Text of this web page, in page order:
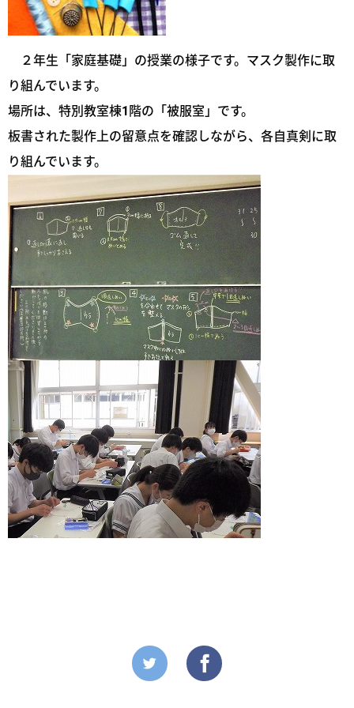
２年生「家庭基礎」の授業の様子です。マスク製作に取
り組んでいます。
場所は、特別教室棟1階の「被服室」です。
板書された製作上の留意点を確認しながら、各自真剣に取
り組んでいます。